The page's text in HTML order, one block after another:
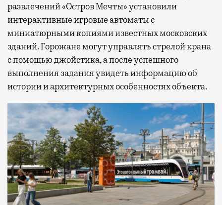
развлечений «Остров Мечты» установили
интерактивные игровые автоматы с
миниатюрными копиями известных московских
зданий. Горожане могут управлять стрелой крана
с помощью джойстика, а после успешного
выполнения задания увидеть информацию об
истории и архитектурных особенностях объекта.